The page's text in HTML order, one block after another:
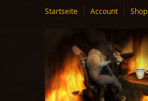
Startseite Account Shop